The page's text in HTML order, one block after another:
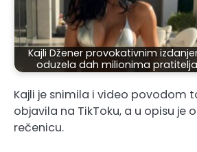
Kajli Džener provokativnim
oduzela dah milionima pratitelja
Kajli je snimila i video povodom
objavila na TikToku, a u opisu je
rečenicu.